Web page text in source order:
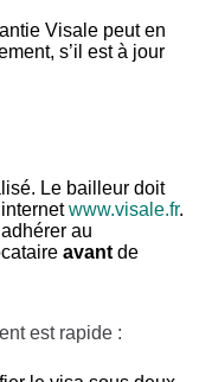
Visale peut en
s’il est à jour
Le bailleur doit
www.visale.fr.
au
avant de
est rapide :